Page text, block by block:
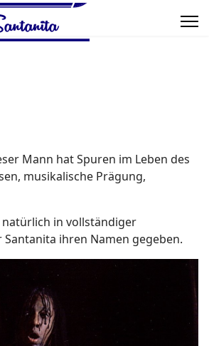
Mann hat Spuren im Leben des
musikalische Prägung,
in vollständiger
Santanita ihren Namen gegeben.